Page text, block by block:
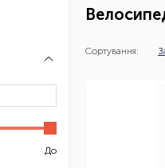
До
Сортування: